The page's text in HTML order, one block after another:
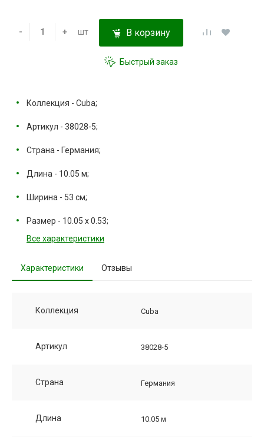
- + шт В корзину
Быстрый заказ
Коллекция - Cuba;
Артикул - 38028-5;
Страна - Германия;
Длина - 10.05 м;
Ширина - 53 см;
Размер - 10.05 х 0.53;
Все характеристики
Характеристики Отзывы
Коллекция Cuba
Артикул 38028-5
Страна Германия
Длина 10.05 м